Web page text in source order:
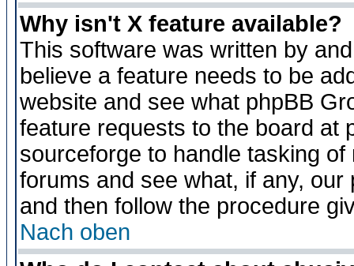
Why isn't X feature available?
This software was written by
believe a feature needs to be
website and see what phpBB
feature requests to the board at
sourceforge to handle tasking
forums and see what, if any,
and then follow the procedure
Nach oben